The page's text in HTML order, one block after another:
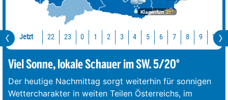
Klagenfurt 21°
Jetzt 22 23 0 1 2 3 4 5 6 7 8 9 10
Viel Sonne, lokale Schauer im SW. 5/20°
Der heutige Nachmittag sorgt weiterhin für sonnigen
Wettercharakter in weiten Teilen Österreichs, im